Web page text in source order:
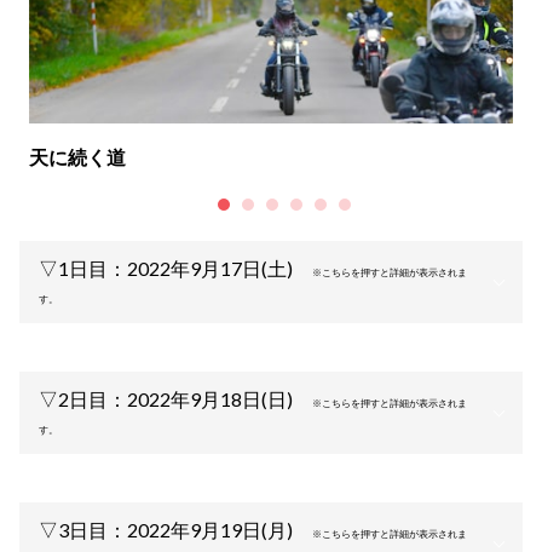
天に続く道
▽1日目：2022年9月17日(土) ※こちらを押すと詳細が表示されま
す。
▽2日目：2022年9月18日(日) ※こちらを押すと詳細が表示されま
す。
▽3日目：2022年9月19日(月) ※こちらを押すと詳細が表示されま